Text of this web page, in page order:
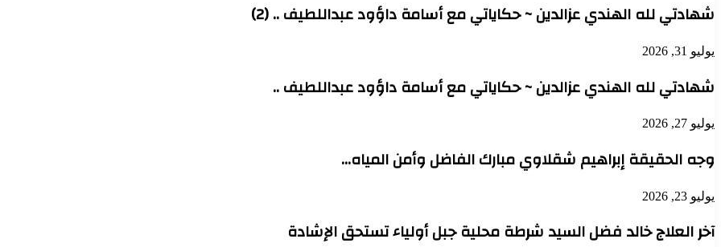
شهادتي لله الهندي عزالدين ~ حكاياتي مع أسامة داؤود عبداللطيف .. (2)
يوليو 31, 2026
شهادتي لله الهندي عزالدين ~ حكاياتي مع أسامة داؤود عبداللطيف ..
يوليو 27, 2026
وجه الحقيقة إبراهيم شقلاوي مبارك الفاضل وأمن المياه…
يوليو 23, 2026
آخر العلاج خالد فضل السيد شرطة محلية جبل أولياء تستحق الإشادة